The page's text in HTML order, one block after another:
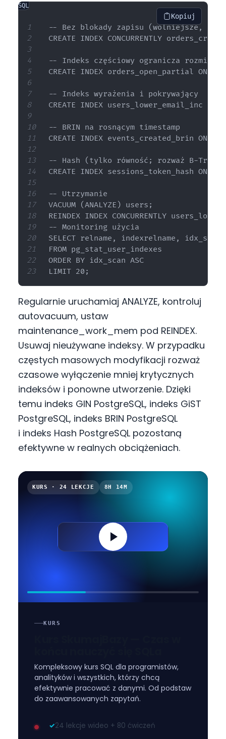
SQL
Kopiuj
-- Bez blokady zapisu (wolniejsze, ale
CREATE INDEX CONCURRENTLY
-- Indeks częściowy ogranicza rozmiar
CREATE INDEX orders_open_partial ON
-- Indeks wyrażenia i pokrywający
CREATE INDEX users_lower_email_inc
-- BRIN na rosnącym timestamp
CREATE INDEX events_created_brin ON
-- Hash (tylko równość; rozważ B-Tree
CREATE INDEX sessions_token_hash ON
-- Utrzymanie
VACUUM (ANALYZE) users;
REINDEX INDEX CONCURRENTLY
-- Monitoring użycia
SELECT relname, indexrelname, idx_scan
FROM pg_stat_user_indexes
ORDER BY idx_scan ASC
Regularnie uruchamiaj ANALYZE, kontroluj
autovacuum, ustaw
maintenance_work_mem pod REINDEX.
Usuwaj nieużywane indeksy. W przypadku
częstych masowych modyfikacji rozważ
czasowe wyłączenie mniej krytycznych
indeksów i ponowne utworzenie. Dzięki
temu indeks GIN PostgreSQL, indeks GiST
PostgreSQL, indeks BRIN PostgreSQL
i indeks Hash PostgreSQL pozostaną
efektywne w realnych obciążeniach.
KURS · 24 LEKCJE 8H 14M
KURS
Kompleksowy kurs SQL dla programistów,
analityków i wszystkich, którzy chcą
efektywnie pracować z danymi. Od podstaw
do zaawansowanych zapytań.
✓24 lekcje wideo + 80 ćwiczeń